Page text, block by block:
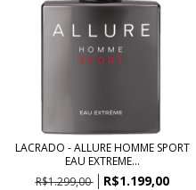
LACRADO - ALLURE HOMME SPORT
EAU EXTREME...
R$1.299,00
R$1.199,00